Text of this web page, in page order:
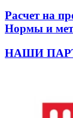
Расчет на
Нормы и
НАШИ